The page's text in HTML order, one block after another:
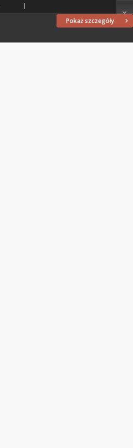
Pokaż szczegóły